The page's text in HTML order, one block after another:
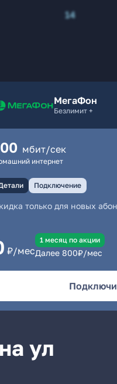
14
МегаФон
Безлимит +
мбит/сек
интернет
Подключение
только для новых
₽/мес
1 месяц по акции
Далее 800₽/мес
ул